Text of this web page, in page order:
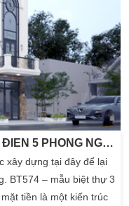
MẪU BIỆT THỰ 3 TẦNG TÂN CỔ ĐIỂN 5 PHÒNG NGỦ 9X19M 2 MẶT TIỀN
xây dựng tại đây để lại
BT574 – mẫu biệt thự 3
tiền là một kiến trúc